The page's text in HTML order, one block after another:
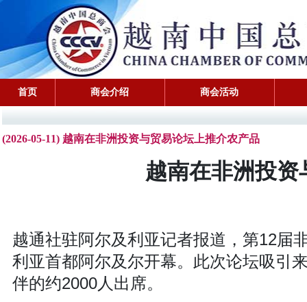
首页 商会介绍 商会活动
(2026-05-11) 越南在非洲投资与贸易论坛上推介农产品
越南在非洲投
越通社驻阿尔及利亚记者报道，第12届
利亚首都阿尔及尔开幕。此次论坛吸引
伴的约2000人出席。